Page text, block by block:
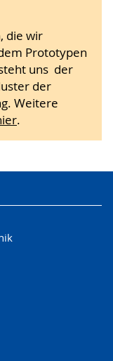
die wir
Prototypen
uns der
der
Weitere
.